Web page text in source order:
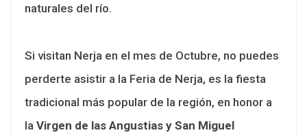
naturales del río.
Si visitan Nerja en el mes de Octubre, no puedes
perderte asistir a la Feria de Nerja, es la fiesta
tradicional más popular de la región, en honor a
la Virgen de las Angustias y San Miguel